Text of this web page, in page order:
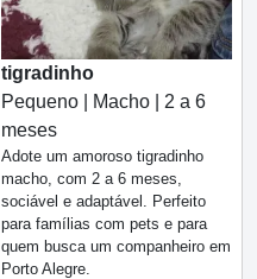
tigradinho
Pequeno | Macho | 2 a 6
meses
Adote um amoroso tigradinho
macho, com 2 a 6 meses,
sociável e adaptável. Perfeito
para famílias com pets e para
quem busca um companheiro em
Porto Alegre.